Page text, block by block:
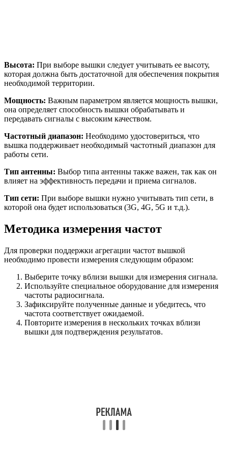
Высота: При выборе вышки следует учитывать ее высоту,
которая должна быть достаточной для обеспечения покрытия
необходимой территории.
Мощность: Важным параметром является мощность вышки,
она определяет способность вышки обрабатывать и
передавать сигналы с высоким качеством.
Частотный диапазон: Необходимо удостовериться, что
вышка поддерживает необходимый частотный диапазон для
работы сети.
Тип антенны: Выбор типа антенны также важен, так как он
влияет на эффективность передачи и приема сигналов.
Тип сети: При выборе вышки нужно учитывать тип сети, в
которой она будет использоваться (3G, 4G, 5G и т.д.).
Методика измерения частот
Для проверки поддержки агрегации частот вышкой
необходимо провести измерения следующим образом:
Выберите точку вблизи вышки для измерения сигнала.
Используйте специальное оборудование для измерения
частоты радиосигнала.
Зафиксируйте полученные данные и убедитесь, что
частота соответствует ожидаемой.
Повторите измерения в нескольких точках вблизи
вышки для подтверждения результатов.